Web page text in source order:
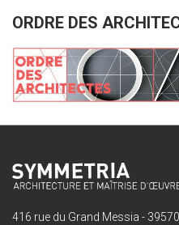
ORDRE DES
416 rue du Grand Messia - 39570